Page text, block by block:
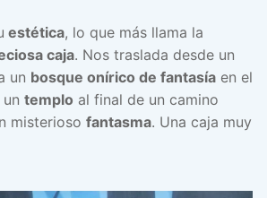
estética, lo que más llama la
caja. Nos traslada desde un
un bosque onírico de fantasía en el
templo al final de un camino
misterioso fantasma. Una caja muy